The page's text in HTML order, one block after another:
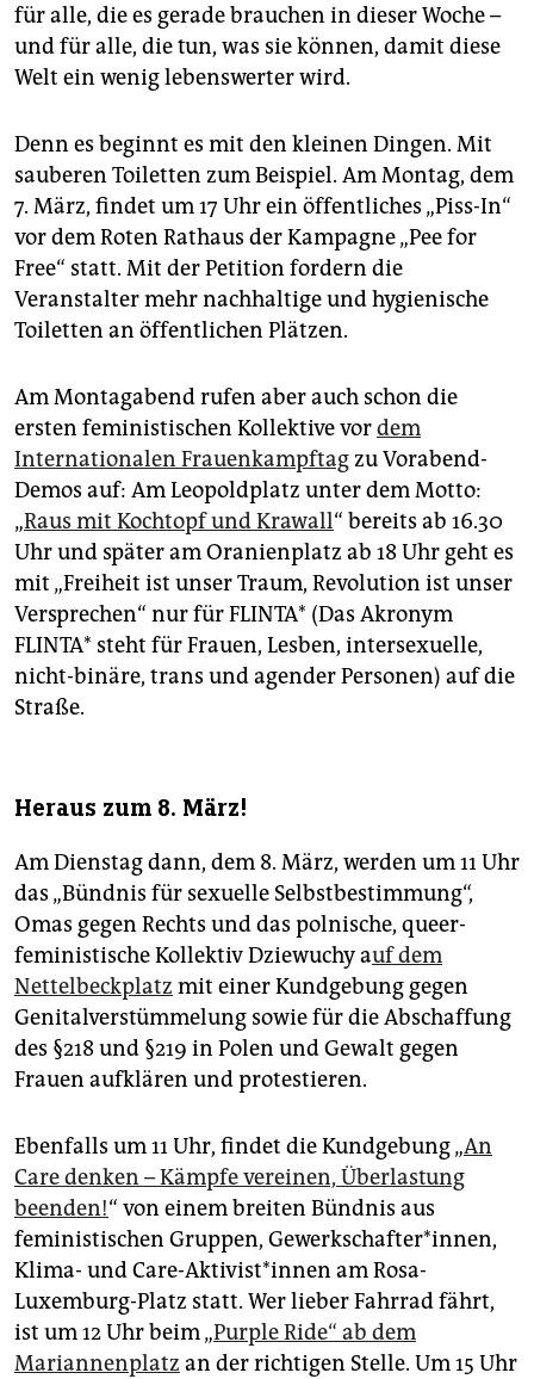
für alle, die es gerade brauchen in dieser Woche –
und für alle, die tun, was sie können, damit diese
Welt ein wenig lebenswerter wird.
Denn es beginnt es mit den kleinen Dingen. Mit
sauberen Toiletten zum Beispiel. Am Montag, dem
7. März, findet um 17 Uhr ein öffentliches „Piss-In“
vor dem Roten Rathaus der Kampagne „Pee for
Free“ statt. Mit der Petition fordern die
Veranstalter mehr nachhaltige und hygienische
Toiletten an öffentlichen Plätzen.
Am Montagabend rufen aber auch schon die
ersten feministischen Kollektive vordem
Internationalen Frauenkampftagzu Vorabend-
Demos auf: Am Leopoldplatz unter dem Motto:
„Raus mit Kochtopf und Krawall“ bereits ab 16.30
Uhr und später am Oranienplatz ab 18 Uhr geht es
mit „Freiheit ist unser Traum, Revolution ist unser
Versprechen“ nur für FLINTA* (Das Akronym
FLINTA* steht für Frauen, Lesben, intersexuelle,
nicht-binäre, trans und agender Personen) auf die
Straße.
Heraus zum 8. März!
Am Dienstag dann, dem 8. März, werden um 11 Uhr
das „Bündnis für sexuelle Selbstbestimmung“,
Omas gegen Rechts und das polnische, queer-
feministische Kollektiv Dziewuchy auf dem
Nettelbeckplatz mit einer Kundgebung gegen
Genitalverstümmelung sowie für die Abschaffung
des §218 und §219 in Polen und Gewalt gegen
Frauen aufklären und protestieren.
Ebenfalls um 11 Uhr, findet die Kundgebung „An
Care denken – Kämpfe vereinen, Überlastung
beenden!“ von einem breiten Bündnis aus
feministischen Gruppen, Gewerkschafter*innen,
Klima- und Care-Aktivist*innen am Rosa-
Luxemburg-Platz statt. Wer lieber Fahrrad fährt,
ist um 12 Uhr beim „Purple Ride“ ab dem
Mariannenplatz an der richtigen Stelle. Um 15 Uhr